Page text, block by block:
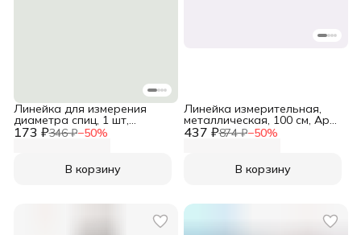
173 ₽346 ₽−50%
Линейка для измерения
диаметра спиц, 1 шт,
Hobby&Pro, 891350
В корзину
437 ₽874 ₽−50%
Линейка измерительная,
металлическая, 100 см, Арт
узор
В корзину